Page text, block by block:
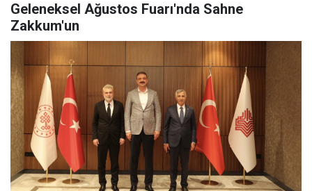
Geleneksel Ağustos Fuarı'nda Sahne
Zakkum'un